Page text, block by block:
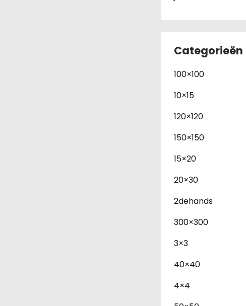
Categorieën
100×100
10×15
120×120
150×150
15×20
20×30
2dehands
300×300
3×3
40×40
4×4